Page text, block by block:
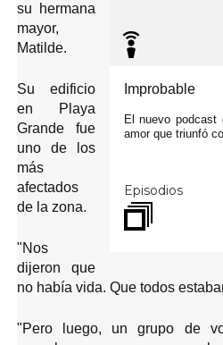
o
n
i
n
u
a
r
y
e
n
d
Improbable
El nuevo podcast
amor que triunfó
Episodios
i
d
su hermana
mayor,
Matilde.
Su edificio
en Playa
Grande fue
uno de los
más
afectados
de la zona.
"Nos
dijeron que
no había vida. Que todos
"Pero luego, un grupo de